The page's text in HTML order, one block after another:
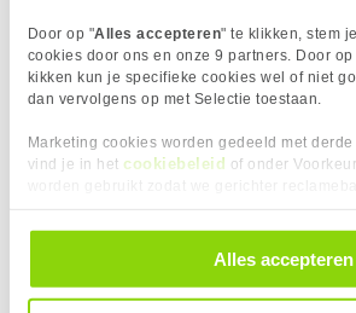
Door op "Alles accepteren" te klikken, stem
cookies door ons en onze 9 partners. Door
kikken kun je specifieke cookies wel of niet
dan vervolgens op met Selectie toestaan.
Marketing cookies worden gedeeld met
vind je in het cookiebeleid of onder
alle cookies. Je kunt je gegeven
door in de footer van onze website te klikken
Alles accepteren
Vendorcode
BL117
Garantie
24 maanden
KIES JE VARIANT
Pulsbreedtemodulatie-
ondersteuning
✓︎
Spanningclassificatie
12 V
Fan snelheid (max)
1900 RPM
Fan Diameter
140 mm
✓︎
Duurzaamheidscertificaten
Triman
PWM High-Speed
24,90